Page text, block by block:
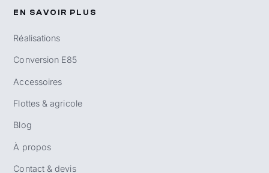
EN SAVOIR PLUS
Réalisations
Conversion E85
Accessoires
Flottes & agricole
Blog
À propos
Contact & devis